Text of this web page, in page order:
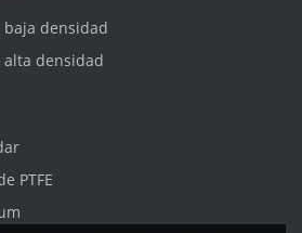
baja densidad
alta densidad
PTFE